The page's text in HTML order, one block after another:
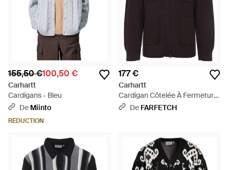
155,50 €100,50 €
Carhartt
Cardigans - Bleu
De Miinto
RÉDUCTION
177 €
Carhartt
Cardigan Côtelée À Fermeture
Zippée - Bleu
De FARFETCH